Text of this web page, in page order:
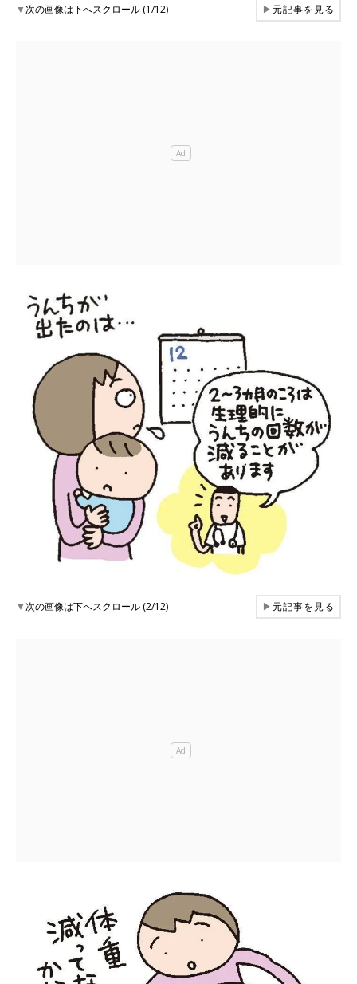
▼次の画像は下へスクロール (1/12) ▶元記事を見る
▼次の画像は下へスクロール (2/12) ▶元記事を見る